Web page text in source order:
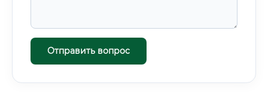
Отправить вопрос